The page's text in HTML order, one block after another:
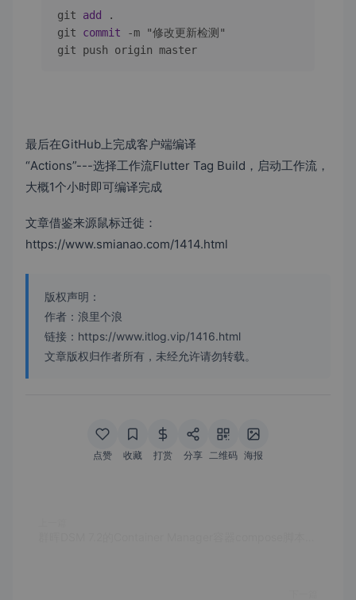
git add
.
git commit -m "修改更新检测"
git push origin master
最后在GitHub上完成客户端编译
“Actions”---选择工作流Flutter Tag Build，启动工作流，
大概1个小时即可编译完成
文章借鉴来源鼠标迁徙：
https://www.smianao.com/1414.html
版权声明：
作者：浪里个浪
链接：https://www.itlog.vip/1416.html
文章版权归作者所有，未经允许请勿转载。
点赞 收藏 打赏 分享 二维码 海报